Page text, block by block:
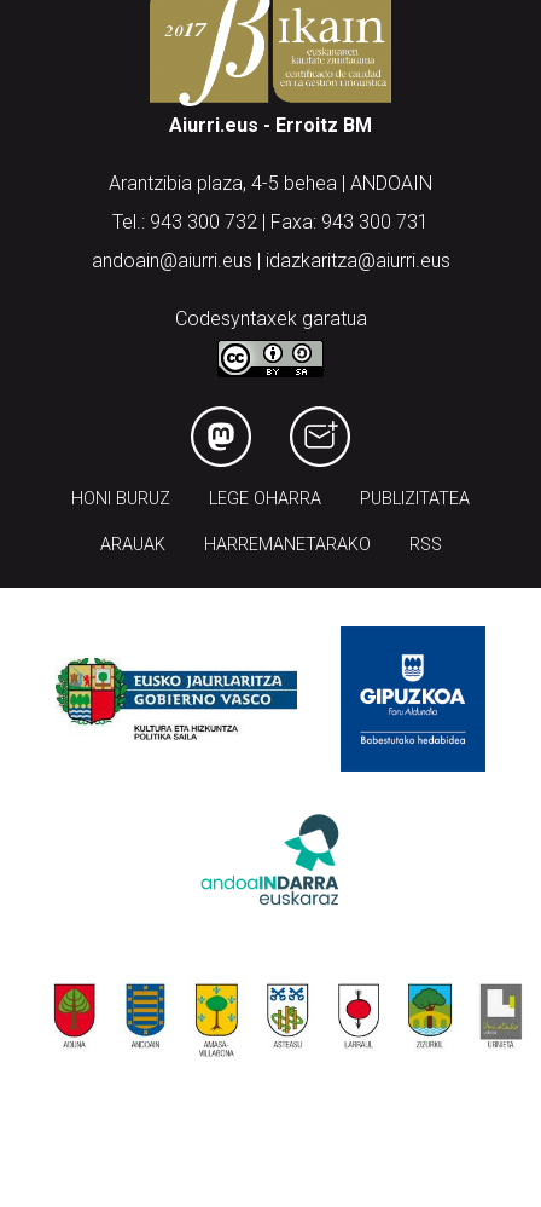
Aiurri.eus - Erroitz BM
Arantzibia plaza, 4-5 behea | ANDOAIN
Tel.: 943 300 732 | Faxa: 943 300 731
andoain@aiurri.eus | idazkaritza@aiurri.eus
Codesyntaxek garatua
HONI BURUZ LEGE OHARRA PUBLIZITATEA
ARAUAK HARREMANETARAKO RSS